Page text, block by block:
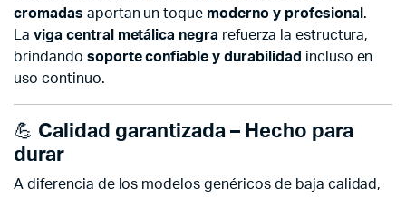
cromadas aportan un toque moderno y profesional .
La viga central metálica negra refuerza la estructura,
brindando soporte confiable y durabilidad incluso en
uso continuo.
💪 Calidad garantizada – Hecho para
durar
A diferencia de los modelos genéricos de baja calidad,